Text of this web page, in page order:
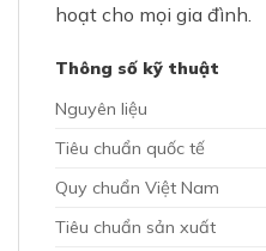
hoạt cho mọi gia đình.
Thông số kỹ thuật
Nguyên liệu
Tiêu chuẩn quốc tế
Quy chuẩn Việt Nam
Tiêu chuẩn sản xuất